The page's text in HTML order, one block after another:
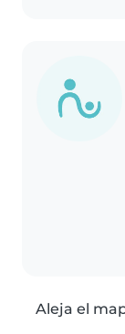
Aleja el